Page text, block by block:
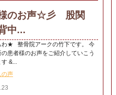
のお声☆彡 股関
中...
わ★ 整骨院アークの竹下です。 今
の患者様のお声をご紹介していこう
す &...
の声